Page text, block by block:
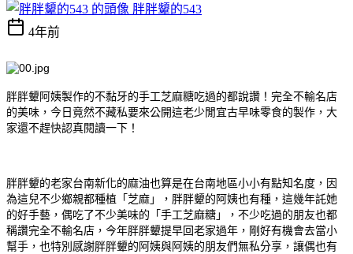
胖胖顰的543
4年前
胖胖顰阿姨製作的不黏牙的手工芝麻糖吃過的都說讚！完全不輸名店
的美味，今日竟然不藏私要來公開這老少閒宜古早味零食的製作，大
家還不趕快認真閱讀一下！
胖胖顰的老家台南新化的麻油也算是在台南地區小小有點知名度，因
為這兒不少鄉親都種植「芝麻」，胖胖顰的阿姨也有種，這幾年託她
的好手藝，偶吃了不少美味的「手工芝麻糖」，不少吃過的朋友也都
稱讚完全不輸名店，今年胖胖顰提早回老家過年，剛好有機會去當小
幫手，也特別感謝胖胖顰的阿姨與阿姨的朋友們無私分享，讓偶也有